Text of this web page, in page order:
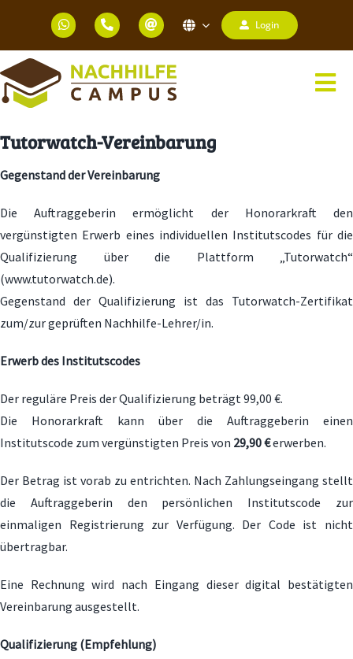
springen
Login
NACHHILFEUNTERRICHT
KINDERKURSE
UNTERRICHTS BEWERTUNGEN
NACHHILFEQUALITÄT
BILDUNGSNACHRICHTEN
LERNBERATER
Tutorwatch-Vereinbarung
Gegenstand der Vereinbarung
Die Auftraggeberin ermöglicht der Honorarkraft den
vergünstigten Erwerb eines individuellen Institutscodes für die
Qualifizierung über die Plattform „Tutorwatch“
(www.tutorwatch.de).
Gegenstand der Qualifizierung ist das Tutorwatch-Zertifikat
zum/zur geprüften Nachhilfe-Lehrer/in.
Erwerb des Institutscodes
Der reguläre Preis der Qualifizierung beträgt 99,00 €.
Die Honorarkraft kann über die Auftraggeberin einen
Institutscode zum vergünstigten Preis von 29,90 €erwerben.
Der Betrag ist vorab zu entrichten. Nach Zahlungseingang stellt
die Auftraggeberin den persönlichen Institutscode zur
einmaligen Registrierung zur Verfügung. Der Code ist nicht
übertragbar.
Eine Rechnung wird nach Eingang dieser digital bestätigten
Vereinbarung ausgestellt.
Qualifizierung (Empfehlung)